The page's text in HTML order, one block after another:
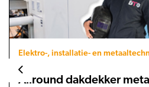
Elektro-, installatie- en
Allround dakdekker